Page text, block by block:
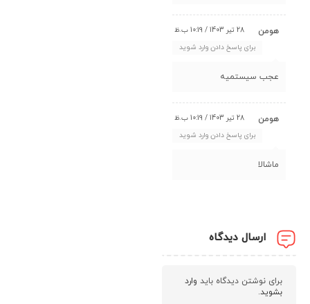
هومن
28 تیر 1403 / 10:19 ب.ظ
برای پاسخ دادن وارد شوید
عجب سیستمیه
هومن
28 تیر 1403 / 10:19 ب.ظ
برای پاسخ دادن وارد شوید
ماشالا
ارسال دیدگاه
برای نوشتن دیدگاه باید وارد
بشوید.